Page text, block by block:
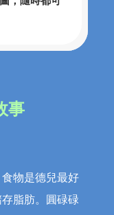
事
物是德兒最好
脂肪。圓碌碌